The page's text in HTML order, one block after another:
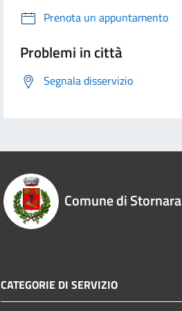
Prenota un appuntamento
Problemi in città
Segnala disservizio
Comune di Stornara
CATEGORIE DI SERVIZIO